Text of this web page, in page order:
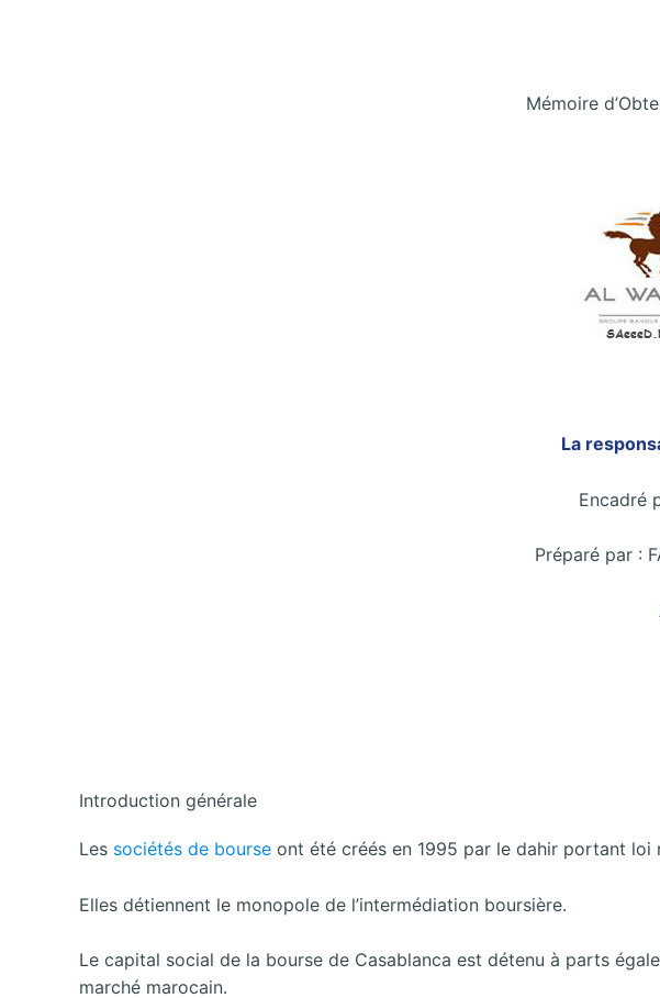
Mémoire
La
Encadré
Préparé par :
Introduction générale
Les sociétés de bourse ont été créés en 1995 par le dahir portant loi
Elles détiennent le monopole de l’intermédiation boursière.
Le capital social de la bourse de Casablanca est détenu à parts
marché marocain.